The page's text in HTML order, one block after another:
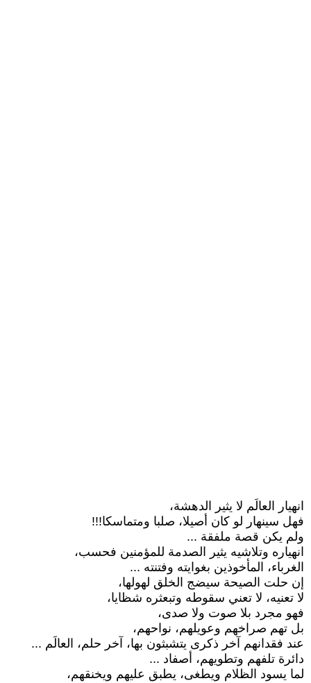
انهيار العالَم لا يثير الدهشة،
فهل سينهار لو كان أصيلا، صلبا ومتماسكا!!!
ولم يكن قصة ملفقة ...
انهياره وتلاشيه يثير الصدمة للمؤمنين فحسب،
الغرباء، المأخوذين بغوايته وفتنته ...
إن حلت الصيحة سيضج الخلق لهولها،
لا تعنيه، لا تعني سقوطه وتبعثره شظايا،
فهو مجرد بلا صوت ولا صدى،
بل تهم صراخهم وعويلهم، نواحهم،
عند فقدانهم آخر ذكرى يتشبثون بها، آخر حلم، العالَم ...
دائرة تلفهم وتطويهم، أصفاد ...
لما يسود الظلام ويطغى، يطبق عليهم ويخنقهم،